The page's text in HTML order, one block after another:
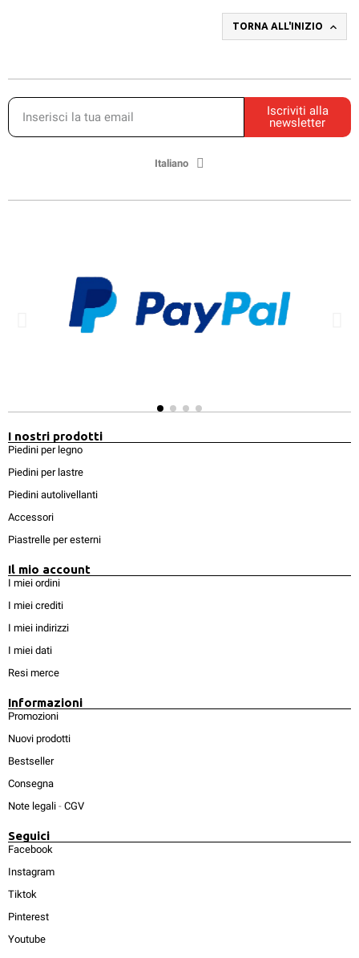
TORNA ALL'INIZIO 
Iscriviti alla
newsletter
Italiano
I nostri prodotti
Piedini per legno
Piedini per lastre
Piedini autolivellanti
Accessori
Piastrelle per esterni
Il mio account
I miei ordini
I miei crediti
I miei indirizzi
I miei dati
Resi merce
Informazioni
Promozioni
Nuovi prodotti
Bestseller
Consegna
Note legali - CGV
Seguici
Facebook
Instagram
Tiktok
Pinterest
Youtube